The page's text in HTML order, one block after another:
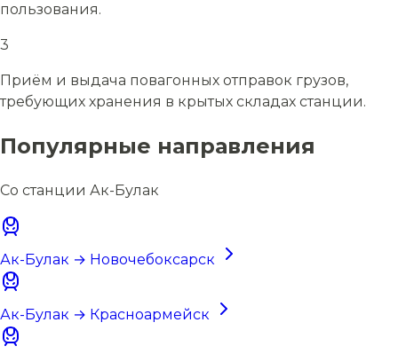
пользования.
3
Приём и выдача повагонных отправок грузов,
требующих хранения в крытых складах станции.
Популярные направления
Со станции Ак-Булак
Ак-Булак → Новочебоксарск
Ак-Булак → Красноармейск